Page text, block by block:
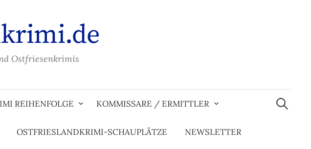
Ostfriesenkrimis
REIHENFOLGE KOMMISSARE / ERMITTLER
OSTFRIESLANDKRIMI-SCHAUPLÄTZE NEWSLETTER
Suchen
nach: